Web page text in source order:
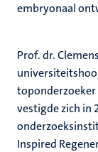
embryonaal
Prof. dr.
toponderzoeker
vestigde zich in
Inspired